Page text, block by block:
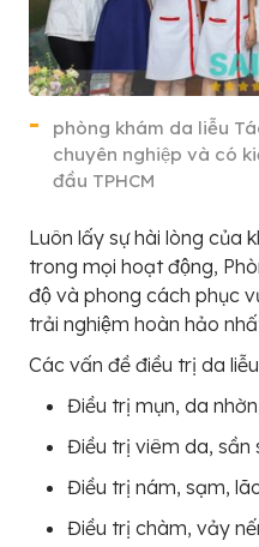
phòng khám da liễu
chuyên nghiệp và có
đầu TPHCM
Luôn lấy sự hài lòng của
trong mọi hoạt động,
độ và phong cách phục
trải nghiệm hoàn hảo
Các vấn đề điều trị da
Điều trị mụn, da
Điều trị viêm da, sần
Điều trị nám, sạm,
Điều trị chàm, vảy